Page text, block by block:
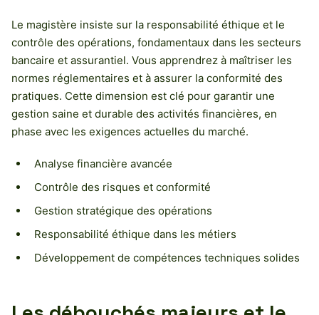
Le magistère insiste sur la responsabilité éthique et le
contrôle des opérations, fondamentaux dans les secteurs
bancaire et assurantiel. Vous apprendrez à maîtriser les
normes réglementaires et à assurer la conformité des
pratiques. Cette dimension est clé pour garantir une
gestion saine et durable des activités financières, en
phase avec les exigences actuelles du marché.
Analyse financière avancée
Contrôle des risques et conformité
Gestion stratégique des opérations
Responsabilité éthique dans les métiers
Développement de compétences techniques solides